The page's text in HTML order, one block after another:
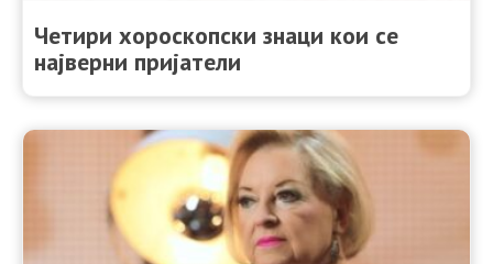
Четири хороскопски знаци кои се
најверни пријатели